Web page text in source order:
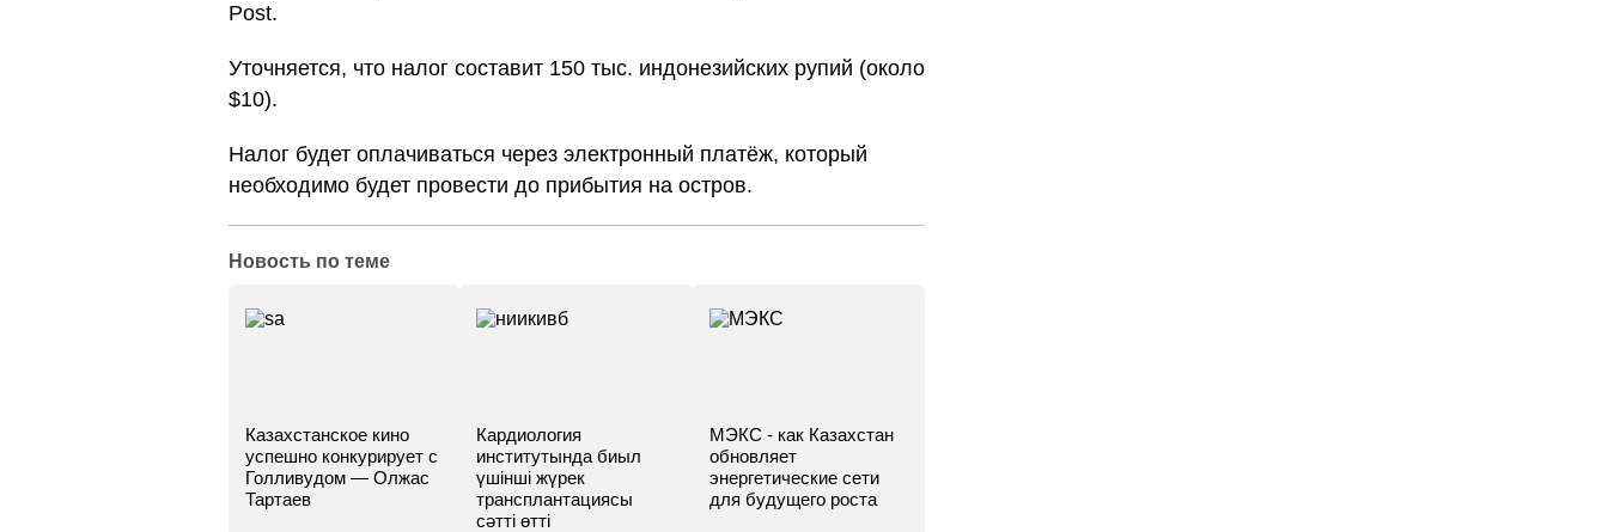
Post.
Уточняется, что налог составит 150 тыс. индонезийских рупий (около
$10).
Налог будет оплачиваться через электронный платёж, который
необходимо будет провести до прибытия на остров.
Новость по теме
Казахстанское кино
успешно конкурирует с
Голливудом — Олжас
Тартаев
Кардиология
институтында биыл
үшінші жүрек
трансплантациясы
сәтті өтті
МЭКС - как Казахстан
обновляет
энергетические сети
для будущего роста